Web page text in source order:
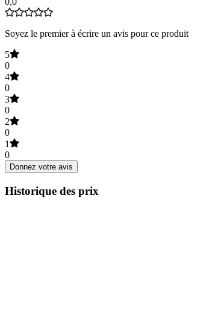
Soyez le premier à écrire un avis pour ce produit
5
0
4
0
3
0
2
0
1
0
Donnez votre avis
Historique des prix